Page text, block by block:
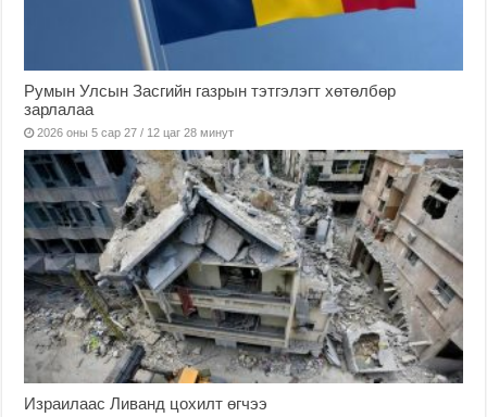
Румын Улсын Засгийн газрын тэтгэлэгт хөтөлбөр
зарлалаа
2026 оны 5 сар 27 / 12 цаг 28 минут
Израилаас Ливанд цохилт өгчээ